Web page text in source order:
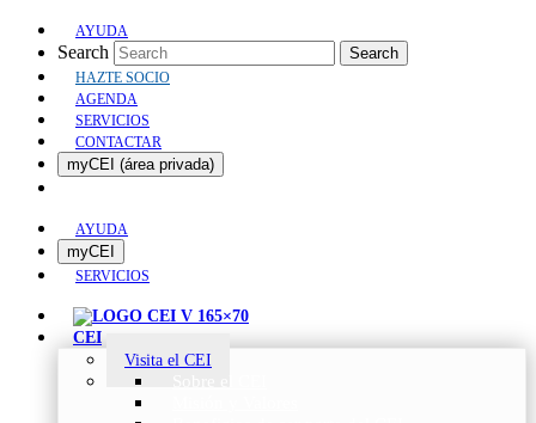
AYUDA
Search Search
HAZTE SOCIO
AGENDA
SERVICIOS
CONTACTAR
myCEI (área privada)
AYUDA
myCEI
SERVICIOS
CEI
Visita el CEI